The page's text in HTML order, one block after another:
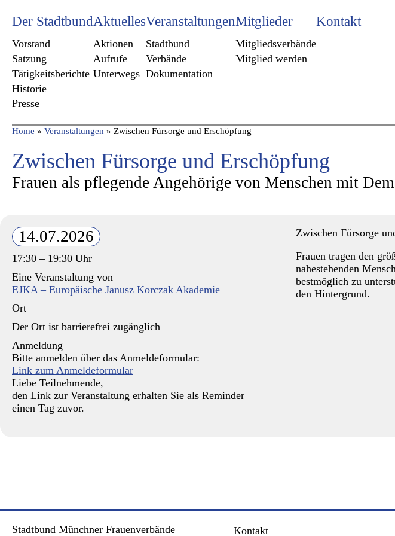
Der Stadtbund
Vorstand
Satzung
Tätigkeitsberichte
Historie
Presse
Aktuelles
Aktionen
Aufrufe
Unterwegs
Veranstaltungen
Stadtbund
Verbände
Dokumentation
Mitglieder
Mitgliedsverbände
Mitglied werden
Kontakt
Home » Veranstaltungen » Zwischen Fürsorge und Erschöpfung
Zwischen Fürsorge und Erschöpfung
Frauen als pflegende Angehörige von Menschen mit
14.07.2026
17:30 – 19:30 Uhr
Eine Veranstaltung von
EJKA – Europäische Janusz Korczak Akademie
Ort
Der Ort ist barrierefrei zugänglich
Anmeldung
Bitte anmelden über das Anmeldeformular:
Link zum Anmeldeformular
Liebe Teilnehmende,
den Link zur Veranstaltung erhalten Sie als Reminder
einen Tag zuvor.
Zwischen Fürsorge
Frauen tragen den
nahestehenden
bestmöglich zu
den Hintergrund.
Stadtbund Münchner Frauenverbände Kontakt